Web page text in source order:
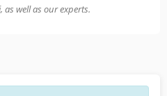
well as our experts.